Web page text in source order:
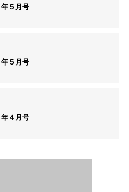
年５月号
年５月号
年４月号